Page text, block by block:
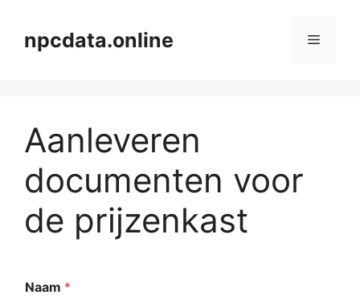
npcdata.online Menu
Aanleveren
documenten voor
de prijzenkast
Naam *